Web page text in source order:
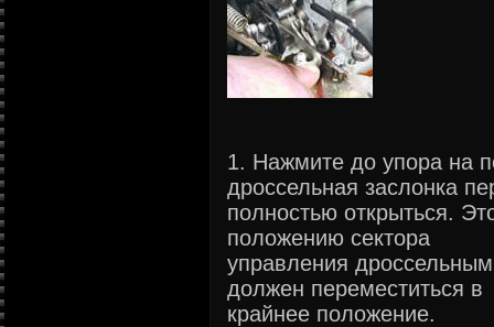
1. Нажмите до упора на
дроссельная заслонка
полностью открыться.
положению сектора
управления
должен переместиться в
крайнее положение.